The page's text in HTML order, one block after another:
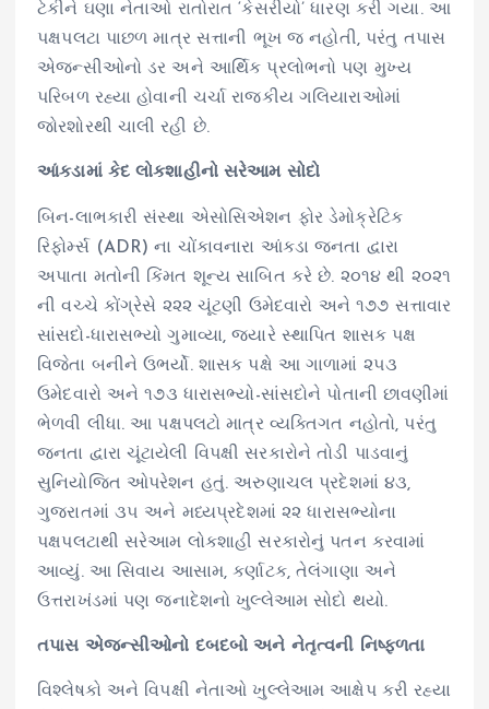
ટેકીને ઘણા નેતાઓ રાતોરાત ‘કેસરીયો’ ધારણ કરી ગયા. આ
પક્ષપલટા પાછળ માત્ર સત્તાની ભૂખ જ નહોતી, પરંતુ તપાસ
એજન્સીઓનો ડર અને આર્થિક પ્રલોભનો પણ મુખ્ય
પરિબળ રહ્યા હોવાની ચર્ચા રાજકીય ગલિયારાઓમાં
જોરશોરથી ચાલી રહી છે.
આંકડામાં કેદ લોકશાહીનો સરેઆમ સોદો
બિન-લાભકારી સંસ્થા એસોસિએશન ફોર ડેમોક્રેટિક
રિફોર્મ્સ (ADR) ના ચોંકાવનારા આંકડા જનતા દ્વારા
અપાતા મતોની કિંમત શૂન્ય સાબિત કરે છે. ૨૦૧૪ થી ૨૦૨૧
ની વચ્ચે કોંગ્રેસે ૨૨૨ ચૂંટણી ઉમેદવારો અને ૧૭૭ સત્તાવાર
સાંસદો-ધારાસભ્યો ગુમાવ્યા, જ્યારે સ્થાપિત શાસક પક્ષ
વિજેતા બનીને ઉભર્યો. શાસક પક્ષે આ ગાળામાં ૨૫૩
ઉમેદવારો અને ૧૭૩ ધારાસભ્યો-સાંસદોને પોતાની છાવણીમાં
ભેળવી લીધા. આ પક્ષપલટો માત્ર વ્યક્તિગત નહોતો, પરંતુ
જનતા દ્વારા ચૂંટાયેલી વિપક્ષી સરકારોને તોડી પાડવાનું
સુનિયોજિત ઓપરેશન હતું. અરુણાચલ પ્રદેશમાં ૪૩,
ગુજરાતમાં ૩૫ અને મધ્યપ્રદેશમાં ૨૨ ધારાસભ્યોના
પક્ષપલટાથી સરેઆમ લોકશાહી સરકારોનું પતન કરવામાં
આવ્યું. આ સિવાય આસામ, કર્ણાટક, તેલંગાણા અને
ઉત્તરાખંડમાં પણ જનાદેશનો ખુલ્લેઆમ સોદો થયો.
તપાસ એજન્સીઓનો દબદબો અને નેતૃત્વની નિષ્ફળતા
વિશ્લેષકો અને વિપક્ષી નેતાઓ ખુલ્લેઆમ આક્ષેપ કરી રહ્યા